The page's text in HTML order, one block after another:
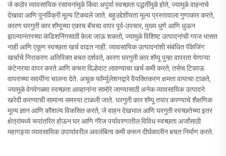
जे कठोर व्यावसायिक रसायनांमुळे किंवा अपुर्या स्वच्छता पद्धतींमुळे होते, ज्यामुळे वाहनाचे
देखावा आणि पुनर्विक्री मूल्य टिकवले जाते. बहुउद्देशीयता मूल्य प्रस्तावाला गुणाकार करते,
कारण घरगुती कार शॅम्पूच्या एकाच बॅचचा वापर पूर्व-उपचार, मुख्य धुणे आणि धुऊन
झाल्यानंतरच्या कंडिशनिंगसाठी केला जाऊ शकतो, ज्यामुळे विशिष्ट उत्पादनांची गरज भासत
नाही आणि एकूण स्वच्छता खर्च वाढत नाही. व्यावसायिक उत्पादनांशी संबंधित पॅकेजिंग
खर्चाचे निराकरण अतिरिक्त बचत दर्शवते, कारण घरगुती कार शॅम्पू पुन्हा वापरता येणाऱ्या
कंटेनरचा वापर करते आणि कचरा विल्हेवाट लावण्याचा खर्च कमी करते, तसेच टिकाऊ
वापराच्या सवयींना चालना देते. अचूक फॉर्म्युलेशनद्वारे वैयक्तिकरण क्षमता वायाचा टाळते,
ज्यामुळे वेगवेगळ्या स्वच्छता आव्हानांना सामोरे जाण्यासाठी अनेक व्यावसायिक उत्पादने
खरेदी करण्याची सामान्य समस्या टाळली जाते. घरगुती कार शॅम्पू तयार करण्याचे शैक्षणिक
मूल्य ज्ञान आणि कौशल्य विकसित करते, जे वाहन देखभाल आणि घरगुती स्वच्छतेच्या इतर
क्षेत्रांमध्ये रूपांतरित होऊन घर आणि गॅरेज पर्यावरणातील विविध स्वच्छता अर्जांसाठी
महागड्या व्यावसायिक उपायांवरील अवलंबित्व कमी करून दीर्घकालीन बचत निर्माण करते.